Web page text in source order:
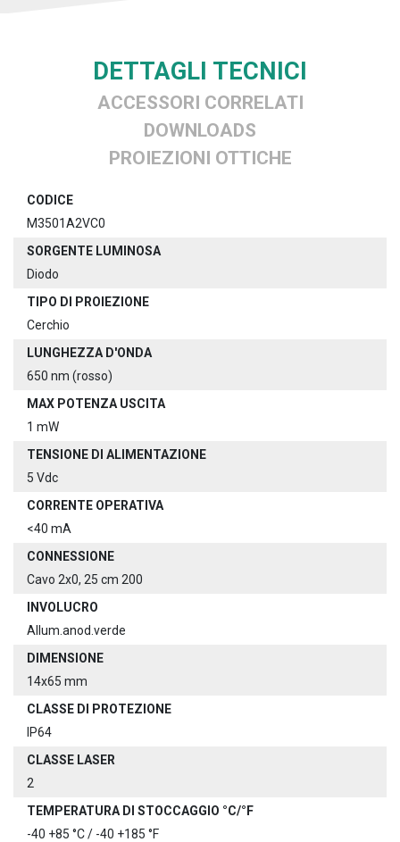
DETTAGLI TECNICI
ACCESSORI CORRELATI
DOWNLOADS
PROIEZIONI OTTICHE
CODICE
M3501A2VC0
SORGENTE LUMINOSA
Diodo
TIPO DI PROIEZIONE
Cerchio
LUNGHEZZA D'ONDA
650 nm (rosso)
MAX POTENZA USCITA
1 mW
TENSIONE DI ALIMENTAZIONE
5 Vdc
CORRENTE OPERATIVA
<40 mA
CONNESSIONE
Cavo 2x0, 25 cm 200
INVOLUCRO
Allum.anod.verde
DIMENSIONE
14x65 mm
CLASSE DI PROTEZIONE
IP64
CLASSE LASER
2
TEMPERATURA DI STOCCAGGIO °C/°F
-40 +85 °C / -40 +185 °F